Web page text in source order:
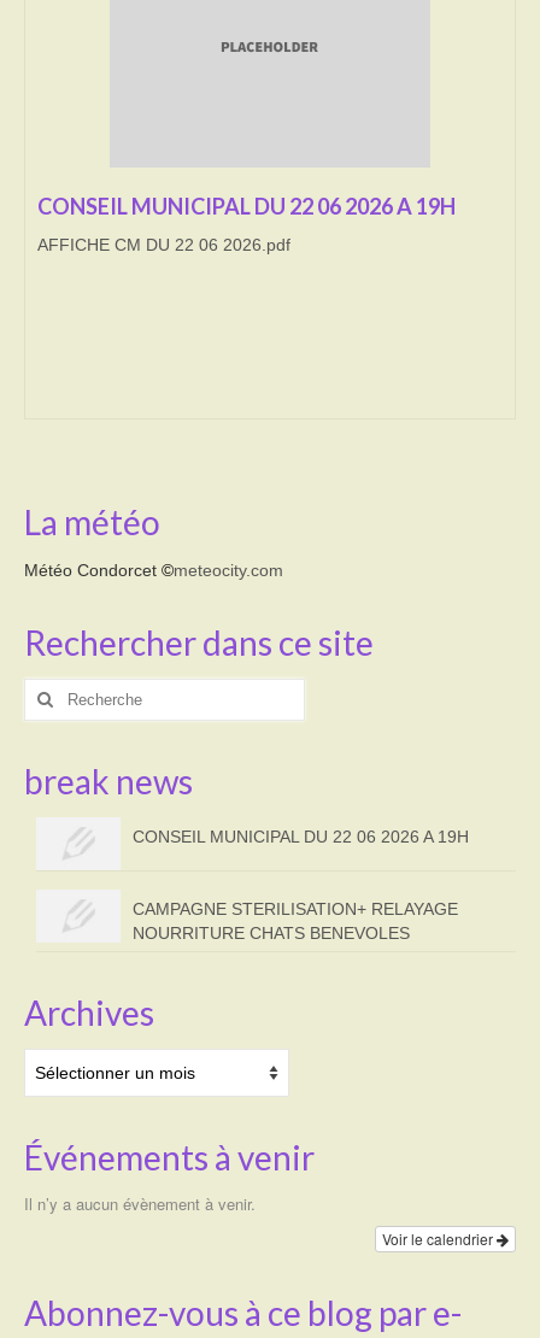
Correspondants de presse
LE BRULAGE DES VEGETAUX
CONSEIL MUNICIPAL DU 22 06 2026 A 19H
AFFICHE CM DU 22 06 2026.pdf
La météo
Météo Condorcet ©meteocity.com
Rechercher dans ce site
Rechercher
break news
CONSEIL MUNICIPAL DU 22 06 2026 A 19H
CAMPAGNE STERILISATION+ RELAYAGE
NOURRITURE CHATS BENEVOLES
Archives
Événements à venir
Il n’y a aucun évènement à venir.
Voir le calendrier
Abonnez-vous à ce blog par e-